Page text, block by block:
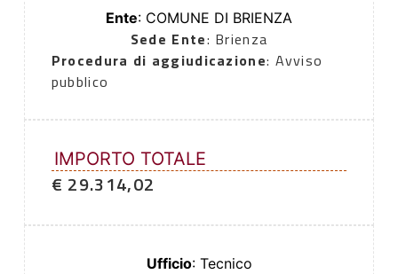
Ente: COMUNE DI BRIENZA
Sede Ente: Brienza
Procedura di aggiudicazione: Avviso
pubblico
IMPORTO TOTALE
€ 29.314,02
Ufficio: Tecnico